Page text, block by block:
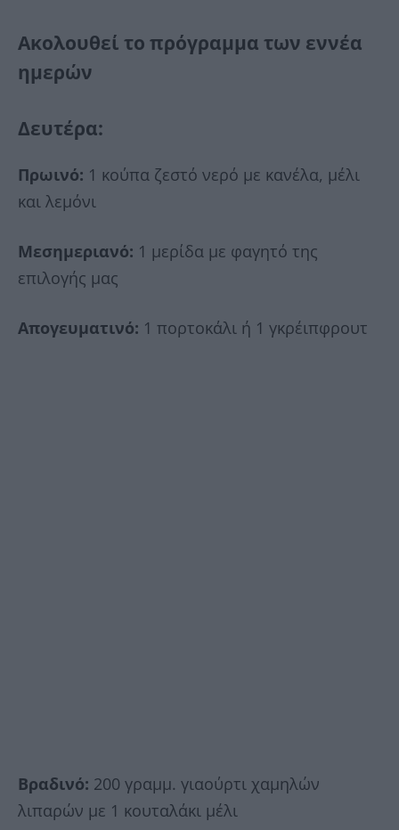
Ακολουθεί το πρόγραμμα των εννέα
ημερών
Δευτέρα:
Πρωινό: 1 κούπα ζεστό νερό με κανέλα, μέλι
και λεμόνι
Μεσημεριανό: 1 μερίδα με φαγητό της
επιλογής μας
Απογευματινό: 1 πορτοκάλι ή 1 γκρέιπφρουτ
Βραδινό: 200 γραμμ. γιαούρτι χαμηλών
λιπαρών με 1 κουταλάκι μέλι